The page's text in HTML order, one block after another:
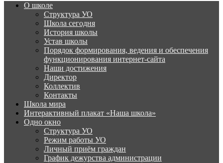
О школе
Структура УО
Школа сегодня
История школы
Устав школы
Порядок формирования, ведения и обеспечения
функционирования интернет-сайта
Наши достижения
Директор
Коллектив
Контакты
Школа мира
Интерактивный плакат «Наша школа»
Одно окно
Структура УО
Режим работы УО
Личный приём граждан
График дежурства администрации